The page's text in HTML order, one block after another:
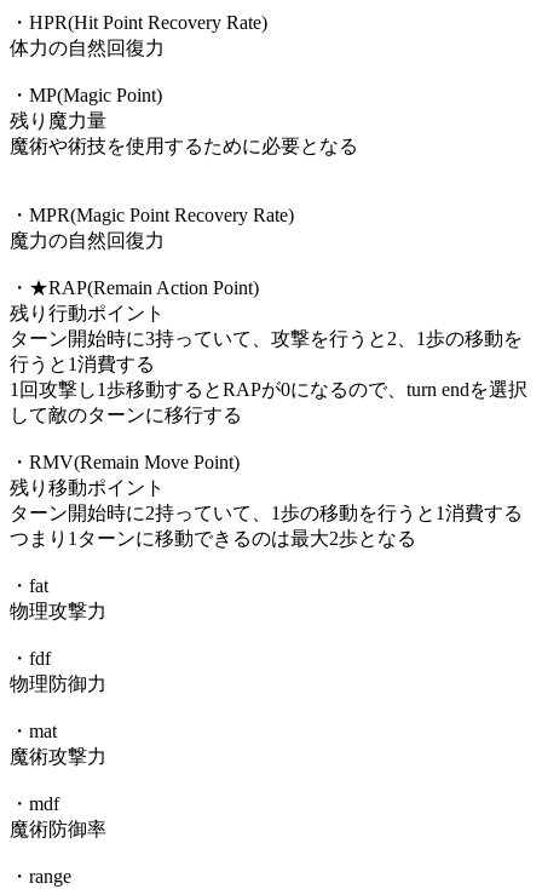
・HPR(Hit Point Recovery Rate)
体力の自然回復力
・MP(Magic Point)
残り魔力量
魔術や術技を使用するために必要となる
・MPR(Magic Point Recovery Rate)
魔力の自然回復力
・★RAP(Remain Action Point)
残り行動ポイント
ターン開始時に3持っていて、攻撃を行うと2、1歩の移動を
行うと1消費する
1回攻撃し1歩移動するとRAPが0になるので、turn endを選択
して敵のターンに移行する
・RMV(Remain Move Point)
残り移動ポイント
ターン開始時に2持っていて、1歩の移動を行うと1消費する
つまり1ターンに移動できるのは最大2歩となる
・fat
物理攻撃力
・fdf
物理防御力
・mat
魔術攻撃力
・mdf
魔術防御率
・range